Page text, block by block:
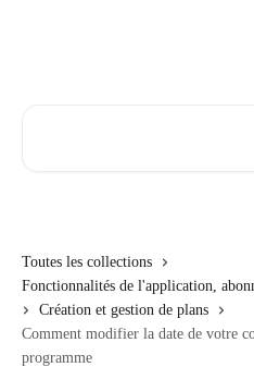
Toutes les collections
Fonctionnalités de l'application,
Création et gestion de plans
Comment modifier la date de votre
programme